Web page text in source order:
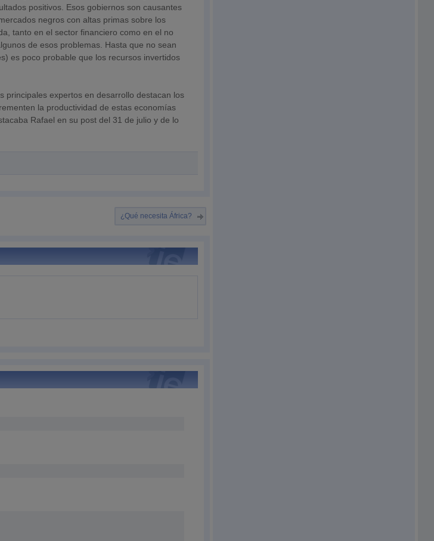
positivos. Esos gobiernos son causantes
negros con altas primas sobre los
tanto en el sector financiero como en el no
de esos problemas. Hasta que no sean
es poco probable que los recursos invertidos
principales expertos en desarrollo destacan los
la productividad de estas economías
Rafael en su post del 31 de julio y de lo
¿Qué necesita África?